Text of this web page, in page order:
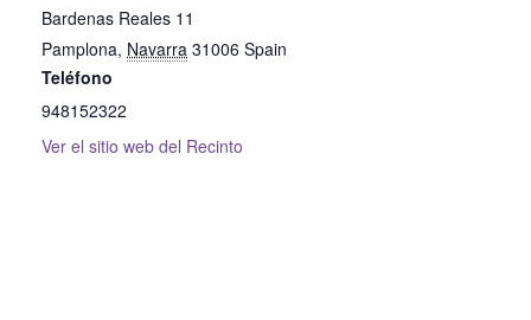
Bardenas Reales 11
Pamplona, Navarra 31006 Spain
Teléfono
948152322
Ver el sitio web del Recinto